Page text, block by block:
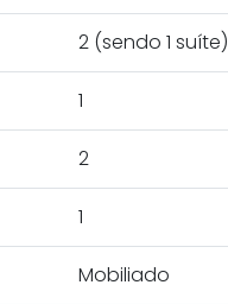
2 (sendo 1 suíte)
1
2
1
Mobiliado